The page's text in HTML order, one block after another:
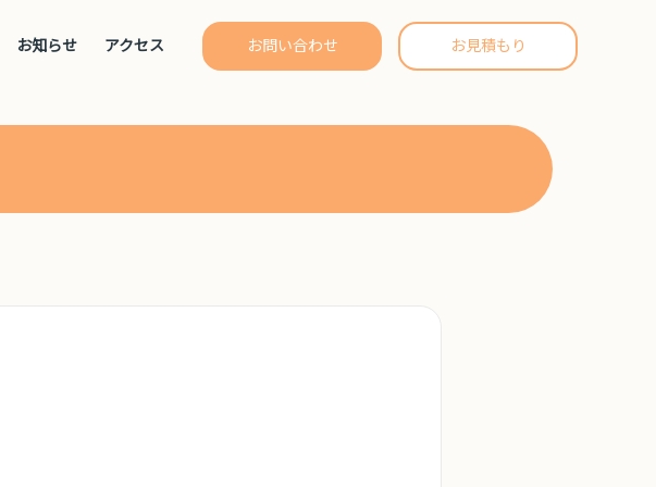
お知らせ アクセス お問い合わせ お見積もり